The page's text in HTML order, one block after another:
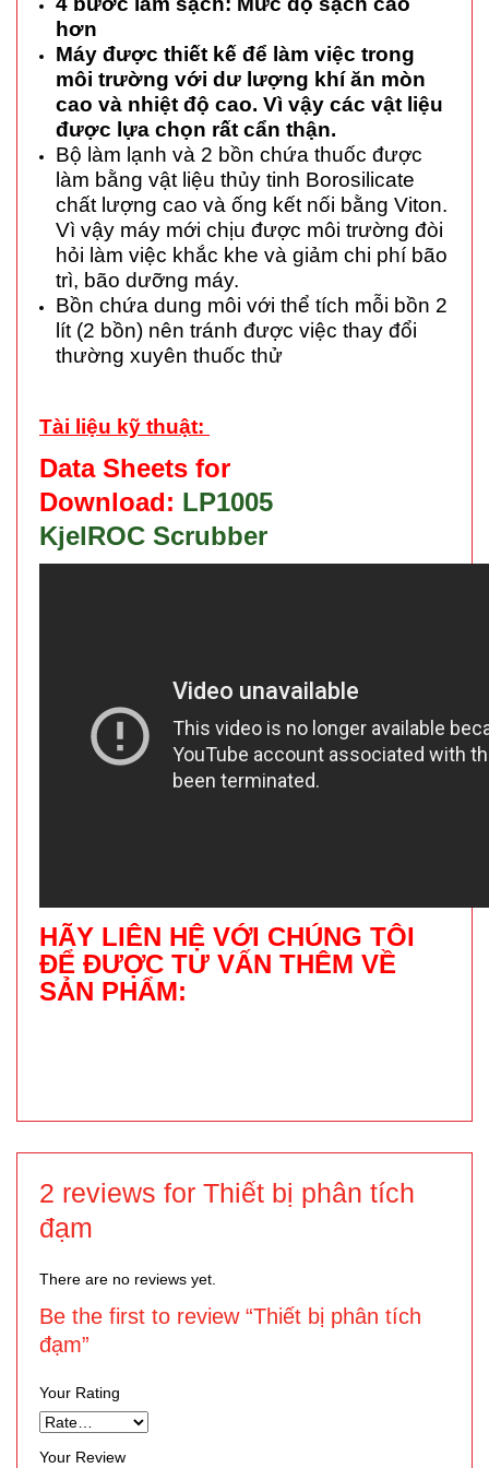
hơn
Máy được thiết kế để làm việc trong
môi trường với dư lượng khí ăn mòn
cao và nhiệt độ cao. Vì vậy các vật liệu
được lựa chọn rất cẩn thận.
Bộ làm lạnh và 2 bồn chứa thuốc được
làm bằng vật liệu thủy tinh Borosilicate
chất lượng cao và ống kết nối bằng Viton.
Vì vậy máy mới chịu được môi trường đòi
hỏi làm việc khắc khe và giảm chi phí bão
trì, bão dưỡng máy.
Bồn chứa dung môi với thể tích mỗi bồn 2
lít (2 bồn) nên tránh được việc thay đổi
thường xuyên thuốc thử
Tài liệu kỹ thuật:
Data Sheets for
Download: LP1005
KjelROC Scrubber
HÃY LIÊN HỆ VỚI CHÚNG TÔI
ĐỂ ĐƯỢC TƯ VẤN THÊM VỀ
SẢN PHẨM:
2 reviews for Thiết bị phân tích
đạm
There are no reviews yet.
Be the first to review “Thiết bị phân tích
đạm”
Your Rating
Your Review